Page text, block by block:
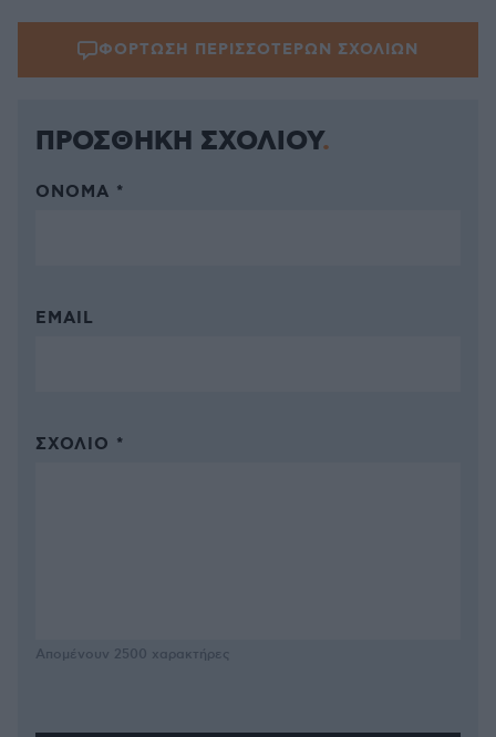
ΦΟΡΤΩΣΗ ΠΕΡΙΣΣΟΤΕΡΩΝ ΣΧΟΛΙΩΝ
ΠΡΟΣΘΗΚΗ ΣΧΟΛΙΟΥ
ΌΝΟΜΑ *
EMAIL
ΣΧΌΛΙΟ *
Απομένουν 2500 χαρακτήρες